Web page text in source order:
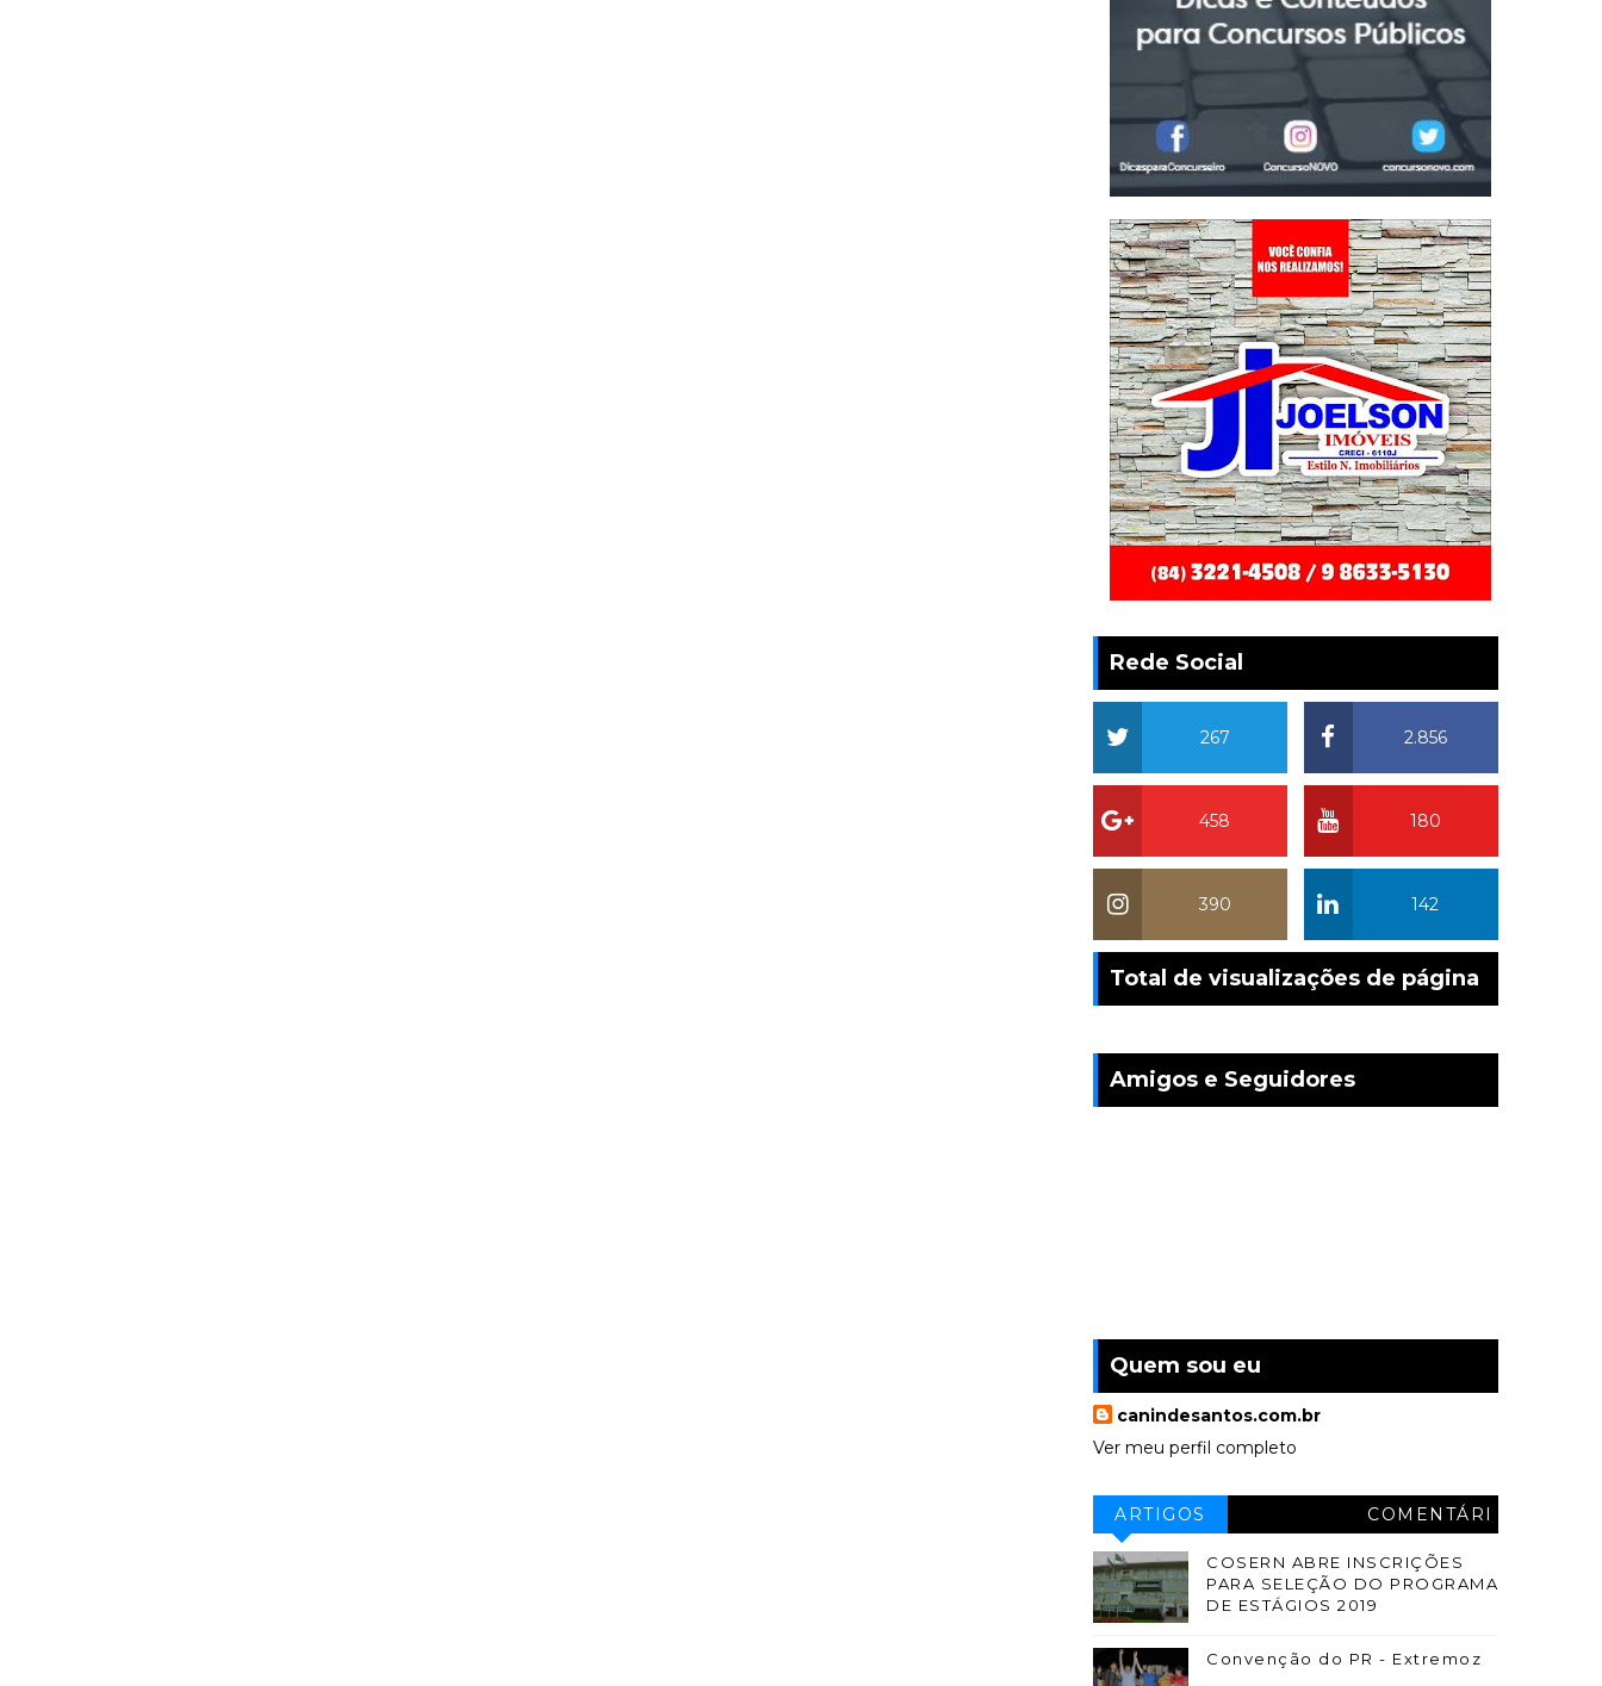
Rede Social
2.856
267
180
458
142
390
Total de visualizações de página
Amigos e Seguidores
Quem sou eu
canindesantos.com.br
Ver meu perfil completo
ARTIGOS
COMENTÁRI
OS
COSERN ABRE INSCRIÇÕES
PARA SELEÇÃO DO PROGRAMA
DE ESTÁGIOS 2019
Convenção do PR - Extremoz